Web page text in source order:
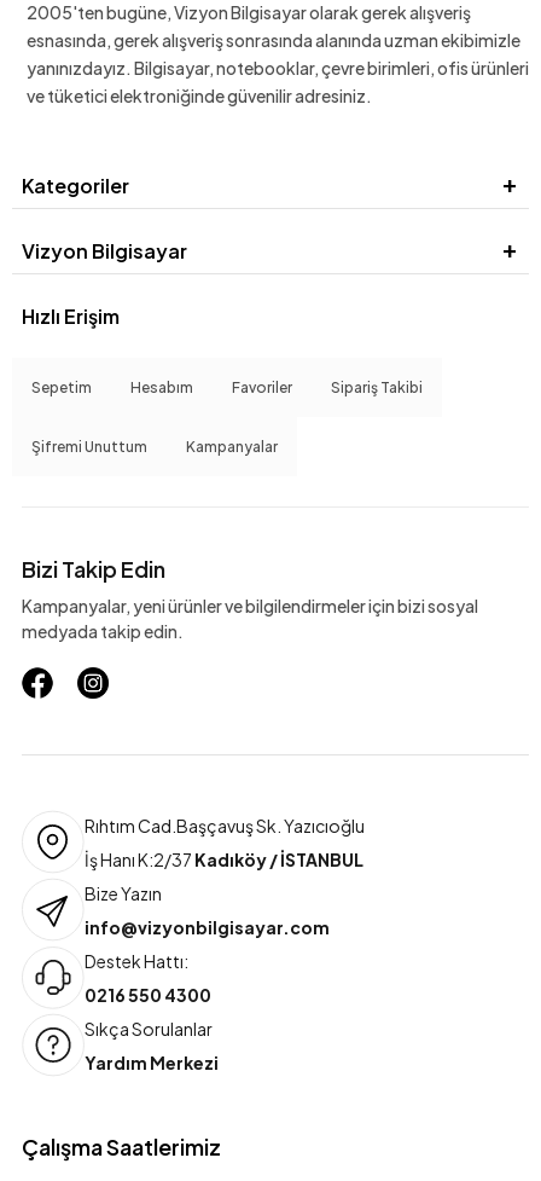
2005'ten bugüne, Vizyon Bilgisayar olarak gerek alışveriş
esnasında, gerek alışveriş sonrasında alanında uzman ekibimizle
yanınızdayız. Bilgisayar, notebooklar, çevre birimleri, ofis ürünleri
ve tüketici elektroniğinde güvenilir adresiniz.
Kategoriler
Vizyon Bilgisayar
Hızlı Erişim
Sepetim Hesabım Favoriler Sipariş Takibi
Şifremi Unuttum Kampanyalar
Bizi Takip Edin
Kampanyalar, yeni ürünler ve bilgilendirmeler için bizi sosyal
medyada takip edin.
Rıhtım Cad.Başçavuş Sk. Yazıcıoğlu
İş Hanı K:2/37 Kadıköy / İSTANBUL
Bize Yazın
info@vizyonbilgisayar.com
Destek Hattı:
0216 550 4300
Sıkça Sorulanlar
Yardım Merkezi
Çalışma Saatlerimiz